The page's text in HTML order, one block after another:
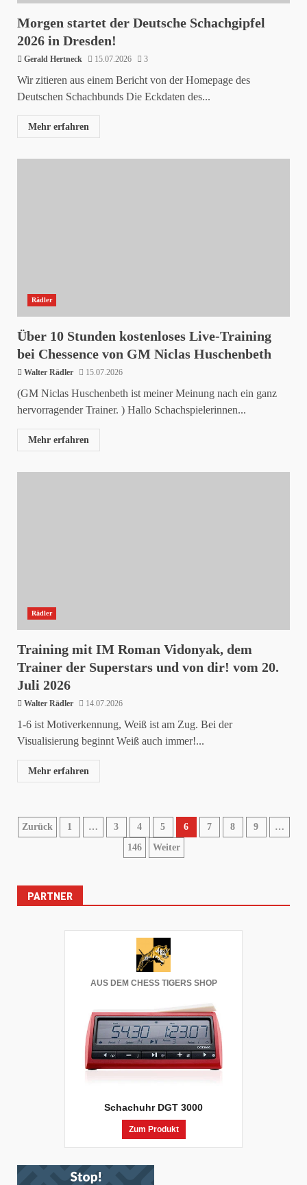
Morgen startet der Deutsche Schachgipfel
2026 in Dresden!
Gerald Hertneck 15.07.2026 3
Wir zitieren aus einem Bericht von der Homepage des
Deutschen Schachbunds Die Eckdaten des...
Mehr erfahren
Rädler
Über 10 Stunden kostenloses Live-Training
bei Chessence von GM Niclas Huschenbeth
Walter Rädler 15.07.2026
(GM Niclas Huschenbeth ist meiner Meinung nach ein ganz
hervorragender Trainer. ) Hallo Schachspielerinnen...
Mehr erfahren
Rädler
Training mit IM Roman Vidonyak, dem
Trainer der Superstars und von dir! vom 20.
Juli 2026
Walter Rädler 14.07.2026
1-6 ist Motiverkennung, Weiß ist am Zug. Bei der
Visualisierung beginnt Weiß auch immer!...
Mehr erfahren
Seitennummerierung
Beiträge
Zurück 1 … 3 4 5 6 7 8 9
…
146
Weiter
PARTNER
AUS DEM CHESS TIGERS SHOP
Schachuhr DGT 3000
Zum Produkt